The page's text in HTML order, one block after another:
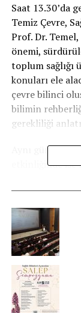
Saat 13.30’da
Temiz Çevre,
Prof. Dr.
önemi,
toplum
konuları ele
çevre bilinci
bilimin
gerekliliği
Aynı gün saat
etkinliğinde
halkın
çevre sorunları,
tehdit eden
çeken Temel,
da bulacak.
Etkinlikler,
çevresel
kültürünü teşvik